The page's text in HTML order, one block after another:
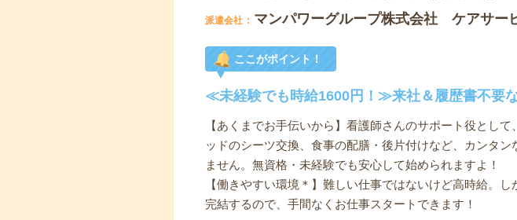
派遣会社 マンパワーグループ株式会社 ケアサー
ここがポイント！
≪未経験でも時給1600円！≫来社＆履歴書不要
【あくまでお手伝いから】看護師さんのサポート役とし
ッドのシーツ交換、食事の配膳・後片付けなど、カンタ
ません。無資格・未経験でも安心して始められますよ！
【働きやすい環境＊】難しい仕事ではないけど高時給。
完結するので、手間なくお仕事スタートできます！